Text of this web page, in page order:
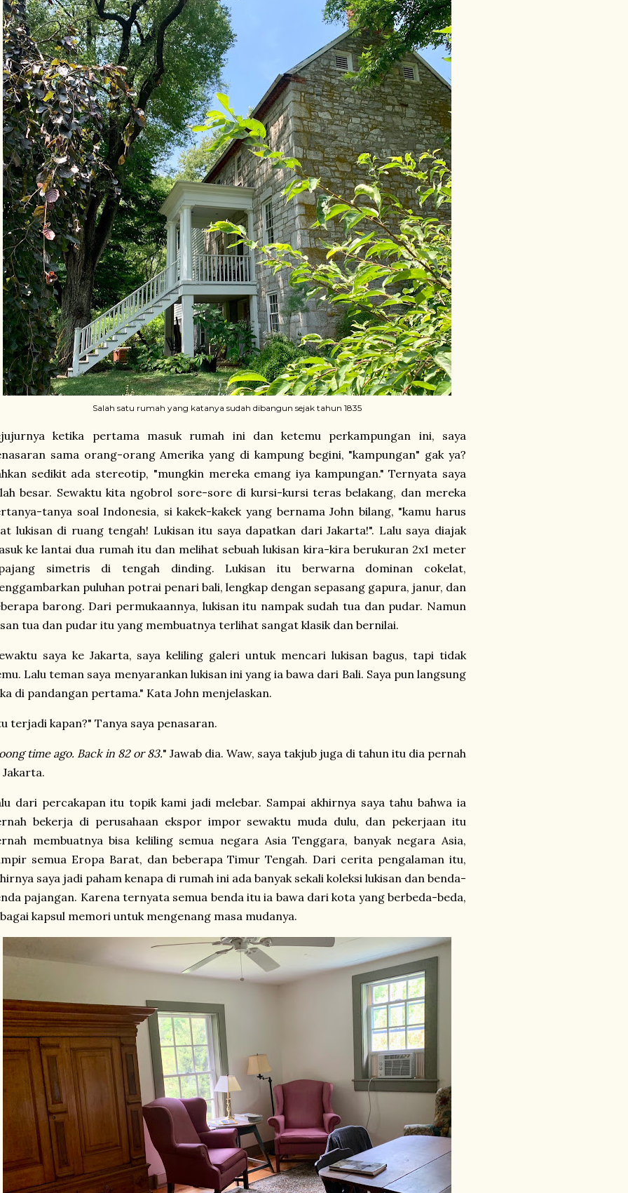
Salah satu rumah yang katanya sudah dibangun sejak tahun 1835
ketika pertama masuk rumah ini dan ketemu perkampungan ini, saya
sama orang-orang Amerika yang di kampung begini, "kampungan" gak ya?
sedikit ada stereotip, "mungkin mereka emang iya kampungan." Ternyata saya
besar. Sewaktu kita ngobrol sore-sore di kursi-kursi teras belakang, dan mereka
tanya soal Indonesia, si kakek-kakek yang bernama John bilang, "kamu harus
lukisan di ruang tengah! Lukisan itu saya dapatkan dari Jakarta!". Lalu saya diajak
ke lantai dua rumah itu dan melihat sebuah lukisan kira-kira berukuran 2x1 meter
simetris di tengah dinding. Lukisan itu berwarna dominan cokelat,
puluhan potrai penari bali, lengkap dengan sepasang gapura, janur, dan
barong. Dari permukaannya, lukisan itu nampak sudah tua dan pudar. Namun
tua dan pudar itu yang membuatnya terlihat sangat klasik dan bernilai.
saya ke Jakarta, saya keliling galeri untuk mencari lukisan bagus, tapi tidak
Lalu teman saya menyarankan lukisan ini yang ia bawa dari Bali. Saya pun langsung
di pandangan pertama." Kata John menjelaskan.
terjadi kapan?" Tanya saya penasaran.
time ago. Back in 82 or 83." Jawab dia. Waw, saya takjub juga di tahun itu dia pernah
Jakarta.
dari percakapan itu topik kami jadi melebar. Sampai akhirnya saya tahu bahwa ia
bekerja di perusahaan ekspor impor sewaktu muda dulu, dan pekerjaan itu
membuatnya bisa keliling semua negara Asia Tenggara, banyak negara Asia,
semua Eropa Barat, dan beberapa Timur Tengah. Dari cerita pengalaman itu,
saya jadi paham kenapa di rumah ini ada banyak sekali koleksi lukisan dan benda-
pajangan. Karena ternyata semua benda itu ia bawa dari kota yang berbeda-beda,
kapsul memori untuk mengenang masa mudanya.